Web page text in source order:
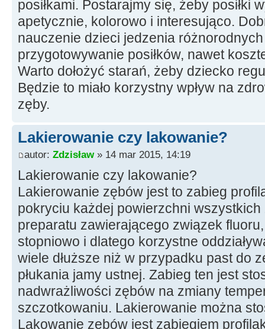
posiłkami. Postarajmy się, żeby posiłki
apetycznie, kolorowo i interesująco.
nauczenie dzieci jedzenia
przygotowywanie posiłków, nawet
Warto dołożyć starań, żeby dziecko
Będzie to miało korzystny wpływ na
zęby.
Lakierowanie czy lakowanie?
autor: Zdzisław» 14 mar 2015, 14:19
Lakierowanie czy lakowanie?
Lakierowanie zębów jest to zabieg
pokryciu każdej powierzchni
preparatu zawierającego związek
stopniowo i dlatego korzystne
wiele dłuższe niż w przypadku past do
płukania jamy ustnej. Zabieg ten jest
nadwrażliwości zębów na zmiany
szczotkowaniu. Lakierowanie można
Lakowanie zębów jest zabiegiem